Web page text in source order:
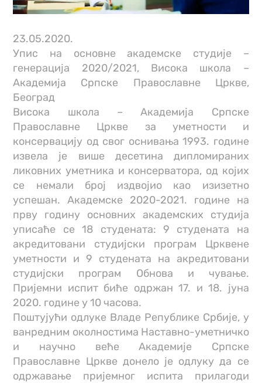
23.05.2020.
Упис на основне академске студије –
генерација 2020/2021, Висока школа –
Академија Српске Православне Цркве,
Београд
Висока школа – Академија Српске
Православне Цркве за уметности и
консервацију од свог оснивања 1993. године
извела је више десетина дипломираних
ликовних уметника и консерватора, од којих
се немали број издвојио као изизетно
успешан. Академске 2020-2021. године на
прву годину основних академских студија
уписаће се 18 студената: 9 студената на
акредитовани студијски програм Црквене
уметности и 9 студената на акредитовани
студијски програм Обнова и чување.
Пријемни испит биће одржан 17. и 18. јунa
2020. године у 10 часова.
Поштујући одлуке Владе Републике Србије, у
ванредним околностима Наставно-уметничко
и научно веће Академије Српске
Православне Цркве донело је одлуку да се
одржавање пријемног испита прилагоди